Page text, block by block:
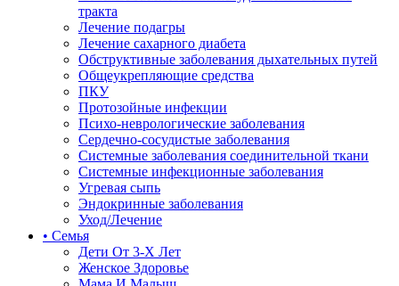
тракта
Лечение подагры
Лечение сахарного диабета
Обструктивные заболевания дыхательных путей
Общеукрепляющие средства
ПКУ
Протозойные инфекции
Психо-неврологические заболевания
Сердечно-сосудистые заболевания
Системные заболевания соединительной ткани
Системные инфекционные заболевания
Угревая сыпь
Эндокринные заболевания
Уход/Лечение
• Семья
Дети От 3-Х Лет
Женское Здоровье